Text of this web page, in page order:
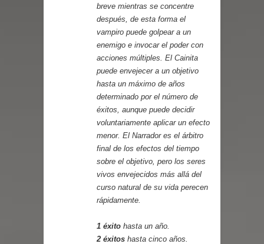
breve mientras se concentre
después, de esta forma el
vampiro puede golpear a un
enemigo e invocar el poder con
acciones múltiples. El Cainita
puede envejecer a un objetivo
hasta un máximo de años
determinado por el número de
éxitos, aunque puede decidir
voluntariamente aplicar un efecto
menor. El Narrador es el árbitro
final de los efectos del tiempo
sobre el objetivo, pero los seres
vivos envejecidos más allá del
curso natural de su vida perecen
rápidamente.
1 éxito hasta un año.
2 éxitos hasta cinco años.